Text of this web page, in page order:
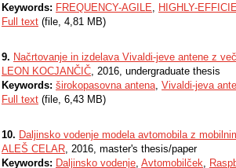
Keywords: FREQUENCY-AGILE, HIGHLY-
Full text (file, 4,81 MB)
9. Načrtovanje in izdelava Vivaldi-jeve antene z
LEON KOCJANČIČ, 2016, undergraduate thesis
Keywords: širokopasovna antena, Vivaldi-jeva
Full text (file, 6,43 MB)
10. Daljinsko vodenje modela avtomobila z
ALEŠ CELAR, 2016, master's thesis/paper
Keywords: Daljinsko vodenje, Avtomobilček,